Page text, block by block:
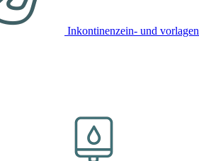
Inkontinenzein- und vorlagen